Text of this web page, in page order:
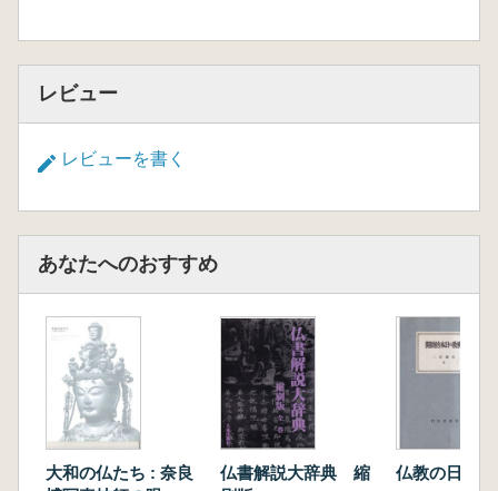
レビュー
レビューを書く
あなたへのおすすめ
大和の仏たち : 奈良
仏書解説大辞典 縮
仏教の日本